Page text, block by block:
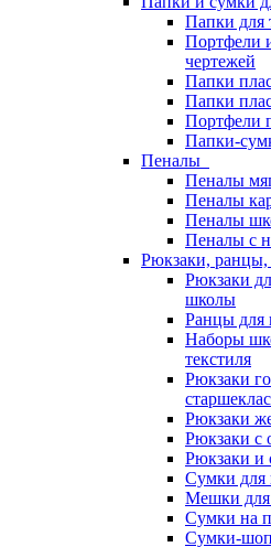
Папки для
Портфели
чертежей
Папки
Папки
Портфели
Папки-
Пеналы
Пеналы
Пеналы
Пеналы
Пеналы с
Рюкзаки, ранцы,
Рюкзаки
школы
Ранцы для
Наборы
текстиля
Рюкзаки
Рюкзаки
Рюкзаки с
Рюкзаки и
Сумки для
Мешки для
Сумки на
Сумки-